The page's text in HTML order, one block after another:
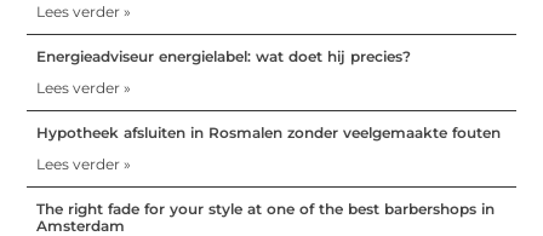
Lees verder »
Energieadviseur energielabel: wat doet hij precies?
Lees verder »
Hypotheek afsluiten in Rosmalen zonder veelgemaakte fouten
Lees verder »
The right fade for your style at one of the best barbershops in
Amsterdam